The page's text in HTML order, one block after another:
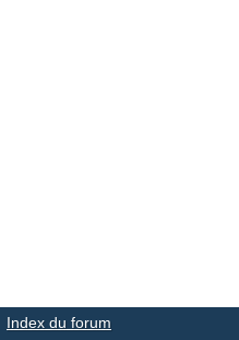
Index du forum